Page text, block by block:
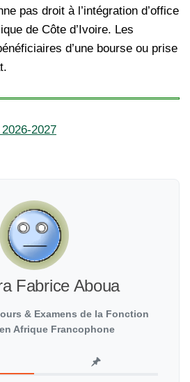
pas droit à l’intégration d’office
de Côte d’Ivoire. Les
d’une bourse ou prise
2027
Fabrice Aboua
& Examens de la Fonction
Afrique Francophone